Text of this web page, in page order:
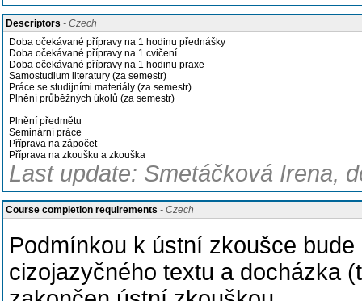
Descriptors - Czech
Doba očekávané přípravy na 1 hodinu přednášky
Doba očekávané přípravy na 1 cvičení
Doba očekávané přípravy na 1 hodinu praxe
Samostudium literatury (za semestr)
Práce se studijními materiály (za semestr)
Plnění průběžných úkolů (za semestr)
Plnění předmětu
Seminární práce
Příprava na zápočet
Příprava na zkoušku a zkouška
Last update: Smetáčková Irena,
Course completion requirements - Czech
Podmínkou k ústní zkoušce
cizojazyčného textu a docházka